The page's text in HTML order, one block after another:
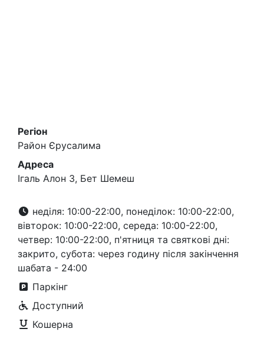
Регіон
Район Єрусалима
Адреса
Ігаль Алон 3, Бет Шемеш
неділя: 10:00-22:00, понеділок: 10:00-22:00,
вівторок: 10:00-22:00, середа: 10:00-22:00,
четвер: 10:00-22:00, п'ятниця та святкові дні:
закрито, субота: через годину після закінчення
шабата - 24:00
Паркінг
Доступний
Кошерна